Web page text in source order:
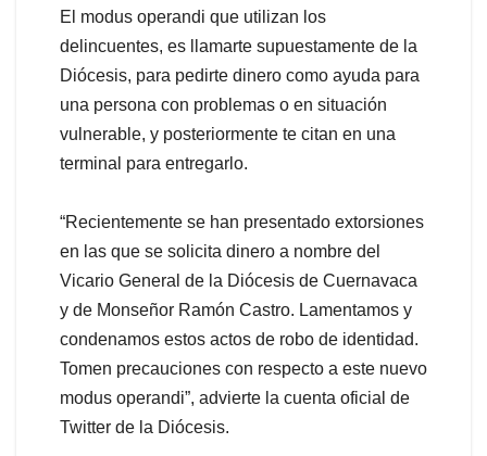
El modus operandi que utilizan los
delincuentes, es llamarte supuestamente de la
Diócesis, para pedirte dinero como ayuda para
una persona con problemas o en situación
vulnerable, y posteriormente te citan en una
terminal para entregarlo.
“Recientemente se han presentado extorsiones
en las que se solicita dinero a nombre del
Vicario General de la Diócesis de Cuernavaca
y de Monseñor Ramón Castro. Lamentamos y
condenamos estos actos de robo de identidad.
Tomen precauciones con respecto a este nuevo
modus operandi”, advierte la cuenta oficial de
Twitter de la Diócesis.